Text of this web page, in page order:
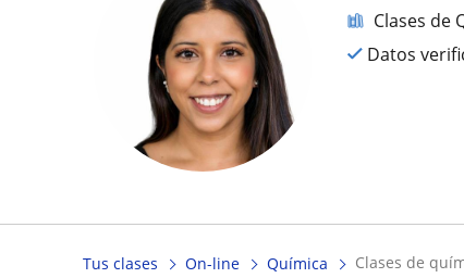
Clases de
Datos
Tus clases On-line Química clases de